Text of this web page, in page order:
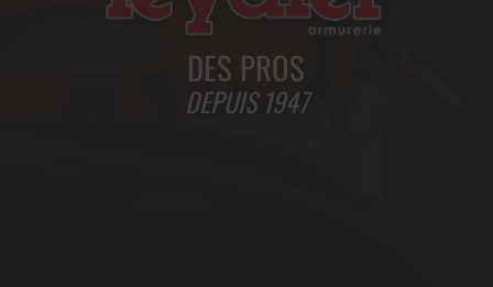
DES PROS
DEPUIS 1947